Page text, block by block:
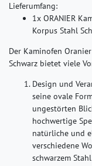
Lieferumfang:
1x ORANIER
Korpus Stahl
Der Kaminofen
Schwarz bietet viele
Design und
seine ovale
ungestörten
hochwertige
natürliche und
verschiedene
schwarzem